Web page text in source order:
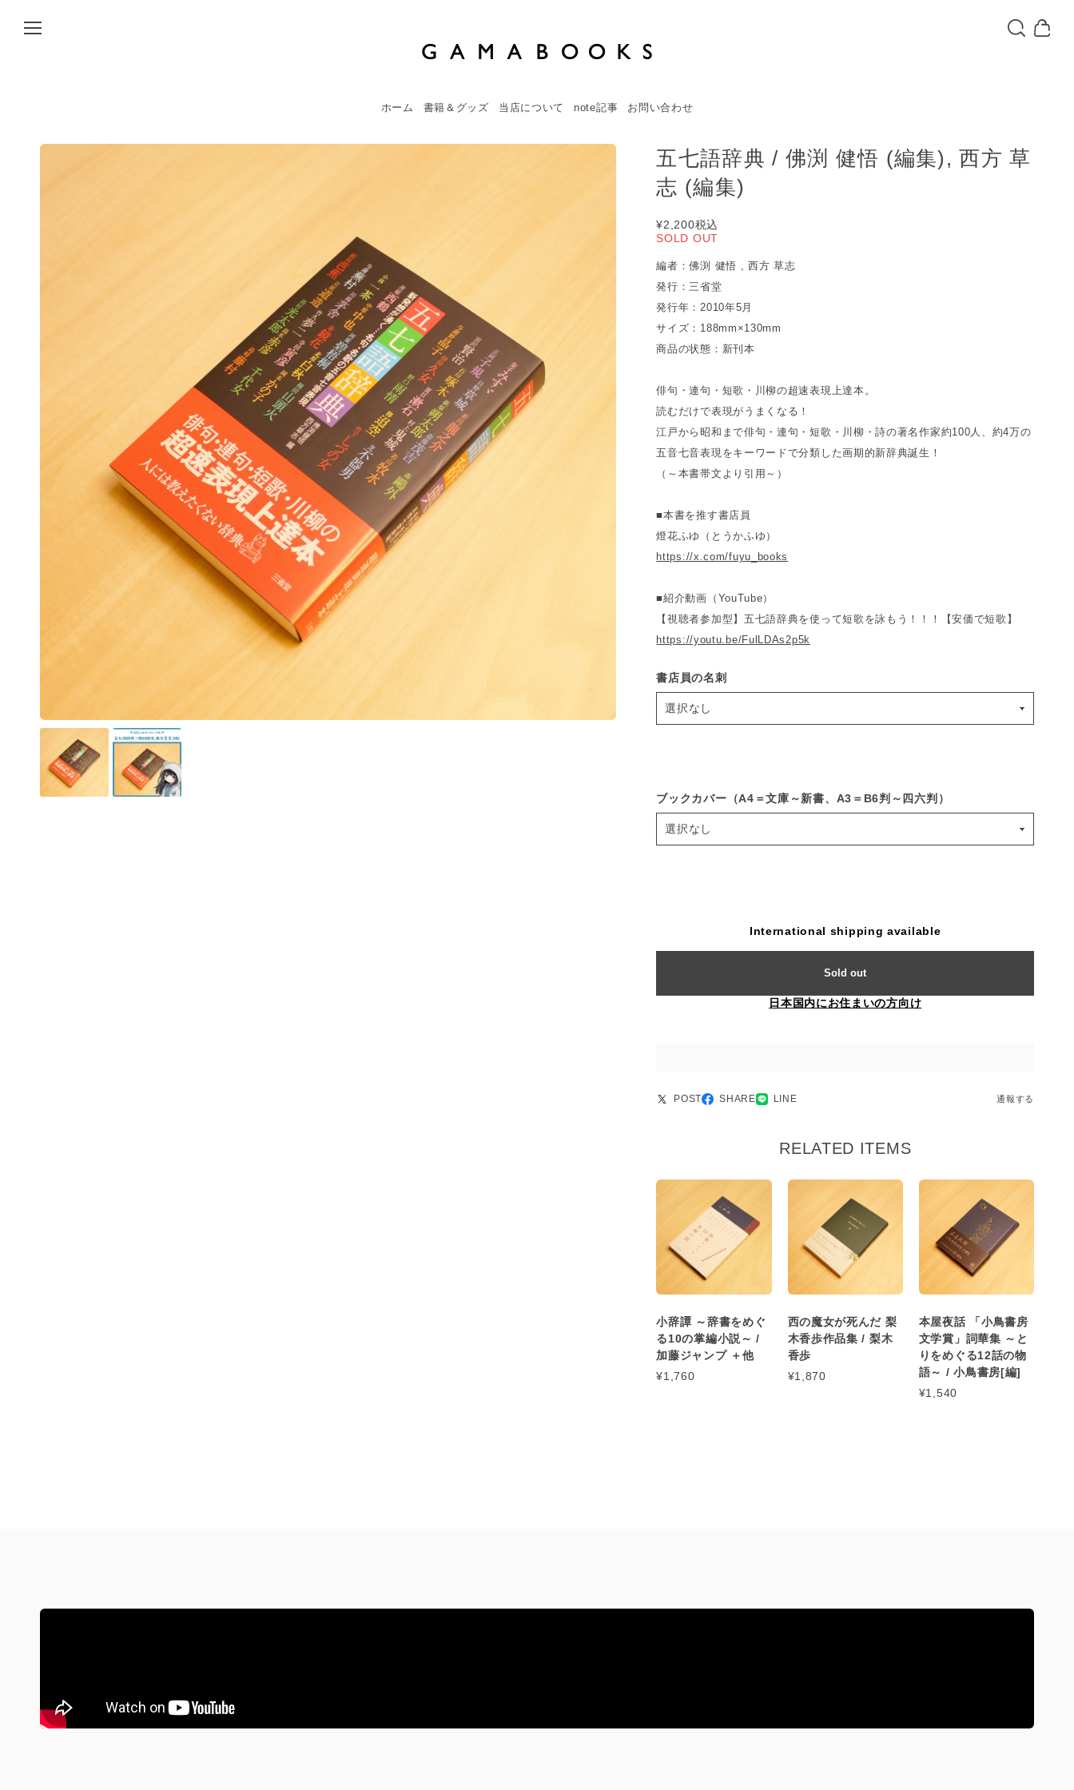
ホーム 書籍＆グッズ 当店について note記事 お問い合わせ
五七語辞典 / 佛渕 健悟 (編集), 西方 草
志 (編集)
¥2,200税込
SOLD OUT
編者：佛渕 健悟 , 西方 草志
発行：三省堂
発行年：2010年5月
サイズ：188mm×130mm
商品の状態：新刊本
俳句・連句・短歌・川柳の超速表現上達本。
読むだけで表現がうまくなる！
江戸から昭和まで俳句・連句・短歌・川柳・詩の著名作家約100人、約4万の
五音七音表現をキーワードで分類した画期的新辞典誕生！
（～本書帯文より引用～）
■本書を推す書店員
燈花ふゆ（とうかふゆ）
https://x.com/fuyu_books
■紹介動画（YouTube）
【視聴者参加型】五七語辞典を使って短歌を詠もう！！！【安価で短歌】
https://youtu.be/FulLDAs2p5k
書店員の名刺
ブックカバー（A4＝文庫～新書、A3＝B6判～四六判）
International shipping available
Sold out
日本国内にお住まいの方向け
POST SHARE LINE 通報する
RELATED ITEMS
小辞譚 ～辞書をめぐ
る10の掌編小説～ /
加藤ジャンプ ＋他
¥1,760
西の魔女が死んだ 梨
木香歩作品集 / 梨木
香歩
¥1,870
本屋夜話 「小鳥書房
文学賞」詞華集 ～と
りをめぐる12話の物
語～ / 小鳥書房[編]
¥1,540